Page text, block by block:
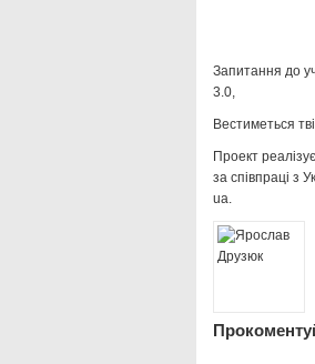
Запитання до
3.0,
Вестиметься
Проект
за співпраці з
ua.